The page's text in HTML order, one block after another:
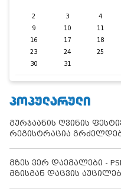
2
3 4
9
10 11
16
17 18
23
24 25
30
31
ᲞᲝᲞᲣᲚᲐᲠᲣᲚᲘ
გურჯაანის ღვინის
რეგისტრაცია
მზეს ვერ დაემალები -
მზისგან დაცვის